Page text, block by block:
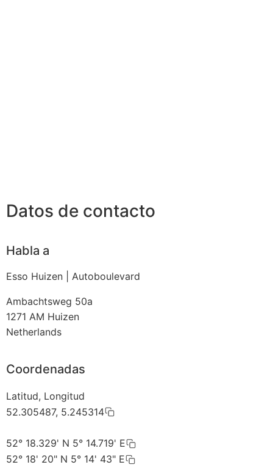
Datos de contacto
Habla a
Esso Huizen | Autoboulevard
Ambachtsweg 50a
1271 AM Huizen
Netherlands
Coordenadas
Latitud, Longitud
52.305487, 5.245314
52° 18.329' N 5° 14.719' E
52° 18' 20" N 5° 14' 43" E